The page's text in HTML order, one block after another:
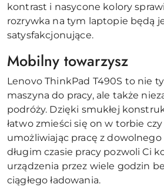
kontrast i nasycone kolory
rozrywka na tym laptopie będą
satysfakcjonujące.
Mobilny towarzysz
Lenovo ThinkPad T490S to nie
maszyna do pracy, ale także
podróży. Dzięki smukłej
łatwo zmieści się on w torbie
umożliwiając pracę z dowolnego
długim czasie pracy pozwoli Ci
urządzenia przez wiele godzin
ciągłego ładowania.